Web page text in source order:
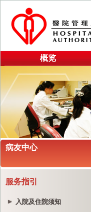
概览
病友中心
服务指引
入院及住院须知